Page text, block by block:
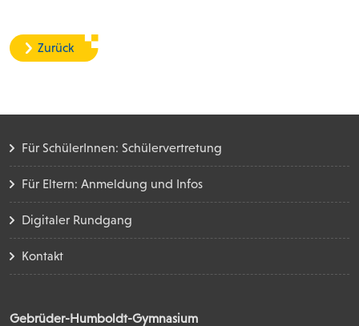
Zurück
Für SchülerInnen: Schülervertretung
Für Eltern: Anmeldung und Infos
Digitaler Rundgang
Kontakt
Gebrüder-Humboldt-Gymnasium